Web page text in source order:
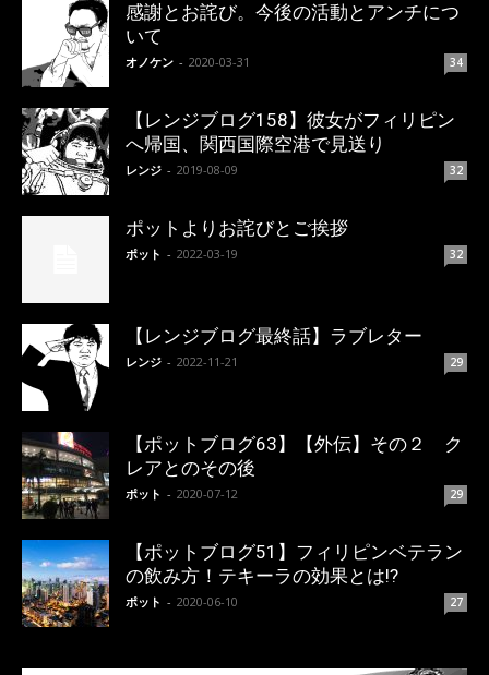
感謝とお詫び。今後の活動とアンチにつ
いて
オノケン - 2020-03-31 34
【レンジブログ158】彼女がフィリピン
へ帰国、関西国際空港で見送り
レンジ - 2019-08-09 32
ポットよりお詫びとご挨拶
ポット - 2022-03-19 32
【レンジブログ最終話】ラブレター
レンジ - 2022-11-21 29
【ポットブログ63】【外伝】その２ ク
レアとのその後
ポット - 2020-07-12 29
【ポットブログ51】フィリピンベテラン
の飲み方！テキーラの効果とは!?
ポット - 2020-06-10 27